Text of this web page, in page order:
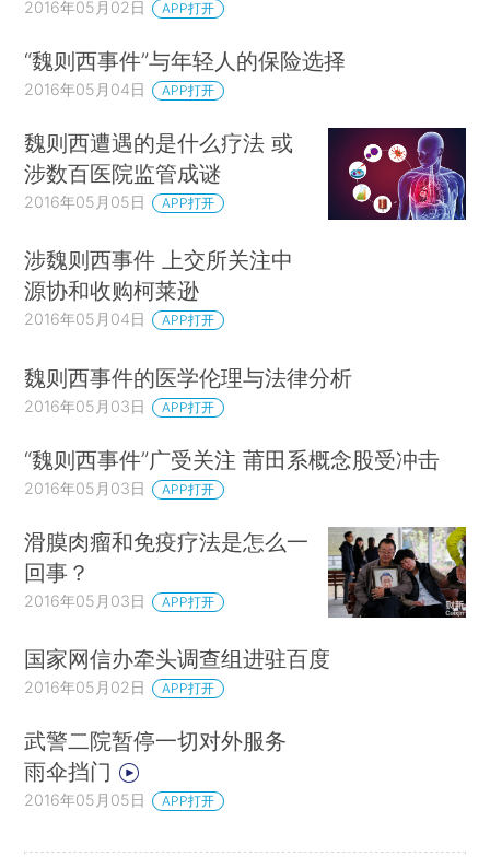
2016年05月02日 APP打开
“魏则西事件”与年轻人的保险选择
2016年05月04日 APP打开
魏则西遭遇的是什么疗法 或
涉数百医院监管成谜
2016年05月05日 APP打开
涉魏则西事件 上交所关注中
源协和收购柯莱逊
2016年05月04日 APP打开
魏则西事件的医学伦理与法律分析
2016年05月03日 APP打开
“魏则西事件”广受关注 莆田系概念股受冲击
2016年05月03日 APP打开
滑膜肉瘤和免疫疗法是怎么一
回事？
2016年05月03日 APP打开
国家网信办牵头调查组进驻百度
2016年05月02日 APP打开
武警二院暂停一切对外服务
雨伞挡门
2016年05月05日 APP打开